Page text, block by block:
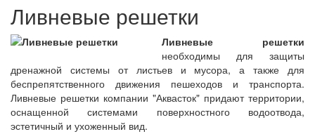
Ливневые решетки
Ливневые решетки
необходимы для защиты
дренажной системы от листьев и мусора, а также для
беспрепятственного движения пешеходов и транспорта.
Ливневые решетки компании "Аквасток" придают территории,
оснащенной системами поверхностного водоотвода,
эстетичный и ухоженный вид.